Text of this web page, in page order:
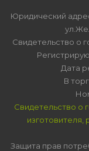
Юридический
Свидетельство о
Дата
В
Свидетельство о
изготовителя,
Защита прав